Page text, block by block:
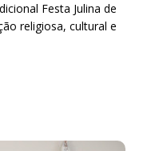
Festa Julina de
religiosa, cultural e